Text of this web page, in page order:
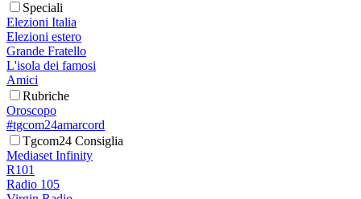
Speciali
Elezioni Italia
Elezioni estero
Grande Fratello
L'isola dei famosi
Amici
Rubriche
Oroscopo
#tgcom24amarcord
Tgcom24 Consiglia
Mediaset Infinity
R101
Radio 105